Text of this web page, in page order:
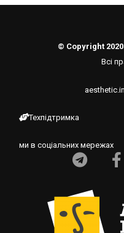
© Copyright
Всі
Техпідтримка
ми в соціальних мережах